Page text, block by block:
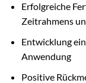
Erfolgreiche
Zeitrahmens
Entwicklung
Anwendung
Positive